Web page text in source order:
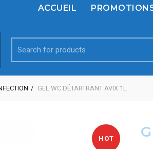
ACCUEIL
for:
GEL WC DÉTARTRANT AVIX 1L
HOT